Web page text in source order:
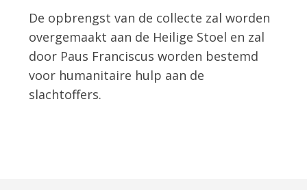
De opbrengst van de collecte zal worden
overgemaakt aan de Heilige Stoel en zal
door Paus Franciscus worden bestemd
voor humanitaire hulp aan de
slachtoffers.